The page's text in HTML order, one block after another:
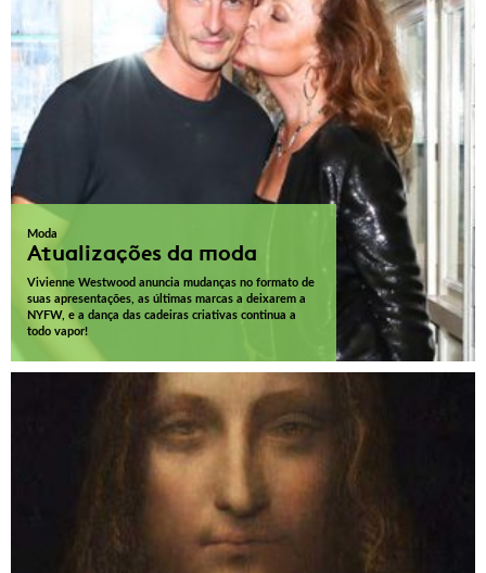
Moda
Atualizações da moda
Vivienne Westwood anuncia mudanças no formato de
suas apresentações, as últimas marcas a deixarem a
NYFW, e a dança das cadeiras criativas continua a
todo vapor!